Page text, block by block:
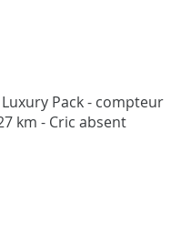
Pack - compteur
km - Cric absent